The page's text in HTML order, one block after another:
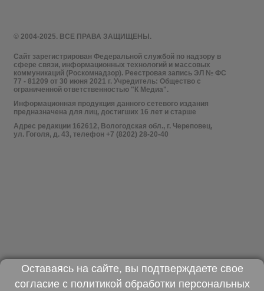
© 2004-2025. ВСЕ ПРАВА ЗАЩИЩЕНЫ.
Сайт зарегистрирован Федеральной службой по надзору в
сфере связи, информационных технологий и массовых
коммуникаций (Роскомнадзор). Реестровая запись ЭЛ № ФС
77 - 81209 от 30 июня 2021 г. Учредитель: Общество с
ограниченной ответственностью "К Медиа".
Информационная продукция данного сетевого издания
предназначена для лиц, достигших 16 лет и старше
Адрес редакции 162612, Вологодская обл., г. Череповец,
ул. Гоголя, д. 43, телефон +7 (8202) 28-20-40
Оставаясь на сайте, вы подтверждаете свое
согласие с политикой обработки персональных